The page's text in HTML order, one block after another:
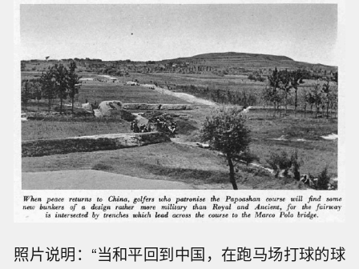
照片说明：“当和平回到中国，在跑马场打球的球